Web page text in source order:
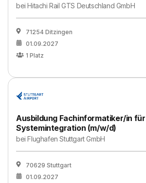
beiHitachi Rail GTS Deutschland GmbH
71254 Ditzingen
01.09.2027
1 Platz
Ausbildung Fachinformatiker/in für
Systemintegration (m/w/d)
beiFlughafen Stuttgart GmbH
70629 Stuttgart
01.09.2027